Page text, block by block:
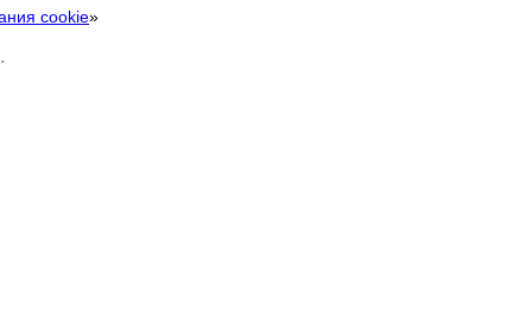
cookie»